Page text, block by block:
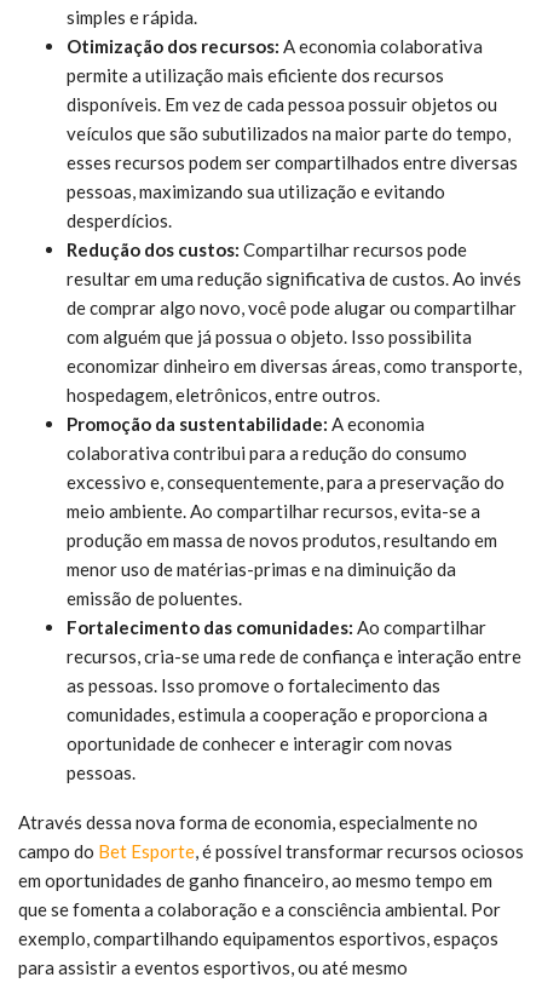
simples e rápida.
Otimização dos recursos: A economia colaborativa
permite a utilização mais eficiente dos recursos
disponíveis. Em vez de cada pessoa possuir objetos ou
veículos que são subutilizados na maior parte do tempo,
esses recursos podem ser compartilhados entre diversas
pessoas, maximizando sua utilização e evitando
desperdícios.
Redução dos custos: Compartilhar recursos pode
resultar em uma redução significativa de custos. Ao invés
de comprar algo novo, você pode alugar ou compartilhar
com alguém que já possua o objeto. Isso possibilita
economizar dinheiro em diversas áreas, como transporte,
hospedagem, eletrônicos, entre outros.
Promoção da sustentabilidade: A economia
colaborativa contribui para a redução do consumo
excessivo e, consequentemente, para a preservação do
meio ambiente. Ao compartilhar recursos, evita-se a
produção em massa de novos produtos, resultando em
menor uso de matérias-primas e na diminuição da
emissão de poluentes.
Fortalecimento das comunidades: Ao compartilhar
recursos, cria-se uma rede de confiança e interação entre
as pessoas. Isso promove o fortalecimento das
comunidades, estimula a cooperação e proporciona a
oportunidade de conhecer e interagir com novas
pessoas.
Através dessa nova forma de economia, especialmente no
campo do Bet Esporte, é possível transformar recursos ociosos
em oportunidades de ganho financeiro, ao mesmo tempo em
que se fomenta a colaboração e a consciência ambiental. Por
exemplo, compartilhando equipamentos esportivos, espaços
para assistir a eventos esportivos, ou até mesmo